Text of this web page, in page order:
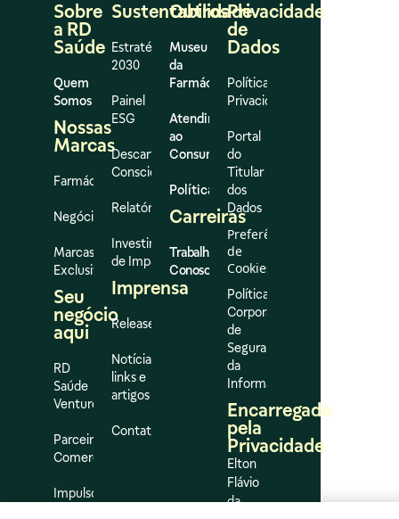
Sobre
a RD
Saúde
Quem
Somos
Nossas
Marcas
Farmácias
Negócios
Marcas
Exclusivas
Seu
negócio
aqui
RD
Saúde
Ventures
Parceiros
Comerciais
Impulso
Sustentabilidade
Estratégia
2030
Painel
ESG
Descarte
Consciente
Relatórios
Investimento
de Impacto
Imprensa
Release
Notícias,
links e
artigos
Contato
Outros
Museu
da
Farmácia
Atendimento
ao
Consumidor
Políticas
Carreiras
Trabalhe
Conosco
Privacidade
de
Dados
Política de
Privacidade
Portal
do
Titular
dos
Dados
Preferências
de
Cookies
Política
Corporativa
de
Segurança
da
Informação
Encarregado
pela
Privacidade
Elton
Flávio
da